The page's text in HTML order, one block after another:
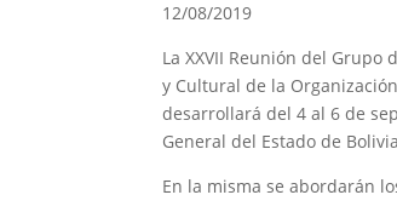
12/08/2019
La XXVII Reunión del Grupo
y Cultural de la
desarrollará del 4 al 6 de
General del Estado de
En la misma se abordarán